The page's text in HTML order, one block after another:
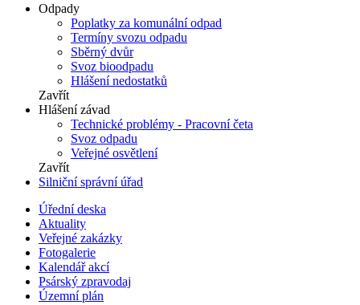
Odpady
Poplatky za komunální odpad
Termíny svozu odpadu
Sběrný dvůr
Svoz bioodpadu
Hlášení nedostatků
Zavřít
Hlášení závad
Technické problémy - Pracovní četa
Svoz odpadu
Veřejné osvětlení
Zavřít
Silniční správní úřad
Úřední deska
Aktuality
Veřejné zakázky
Fotogalerie
Kalendář akcí
Psárský zpravodaj
Územní plán